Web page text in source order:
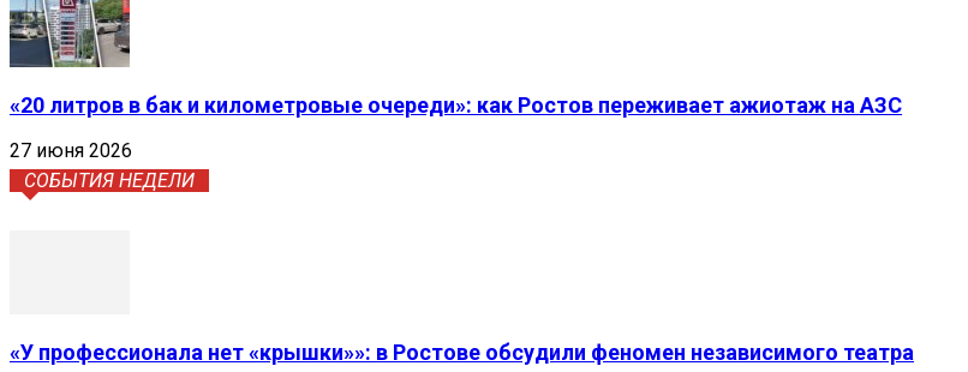
«20 литров в бак и километровые очереди»: как Ростов переживает ажиотаж на АЗС
27 июня 2026
СОБЫТИЯ НЕДЕЛИ
«У профессионала нет «крышки»»: в Ростове обсудили феномен независимого театра